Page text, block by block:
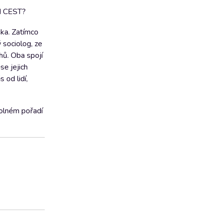
Zatímco
sociolog, ze
Oba spojí
jejich
od lidí,
pořadí